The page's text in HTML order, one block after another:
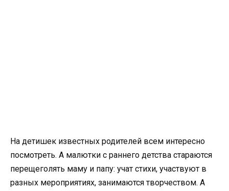
На детишек известных родителей всем интересно
посмотреть. А малютки с раннего детства стараются
перещеголять маму и папу: учат стихи, участвуют в
разных мероприятиях, занимаются творчеством. А